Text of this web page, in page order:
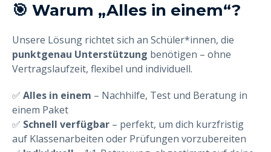
🎯 Warum „Alles in einem“?
Unsere Lösung richtet sich an Schüler*innen, die
punktgenau Unterstützung benötigen – ohne
Vertragslaufzeit, flexibel und individuell.
✅ Alles in einem – Nachhilfe, Test und Beratung in
einem Paket
✅ Schnell verfügbar – perfekt, um dich kurzfristig
auf Klassenarbeiten oder Prüfungen vorzubereiten